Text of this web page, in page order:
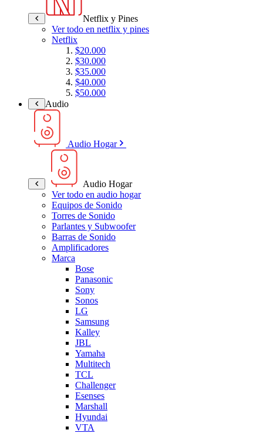
Netflix y Pines
Ver todo en netflix y pines
Netflix
$20.000
$30.000
$35.000
$40.000
$50.000
Audio
Audio Hogar
Audio Hogar
Ver todo en audio hogar
Equipos de Sonido
Torres de Sonido
Parlantes y Subwoofer
Barras de Sonido
Amplificadores
Marca
Bose
Panasonic
Sony
Sonos
LG
Samsung
Kalley
JBL
Yamaha
Multitech
TCL
Challenger
Esenses
Marshall
Hyundai
VTA